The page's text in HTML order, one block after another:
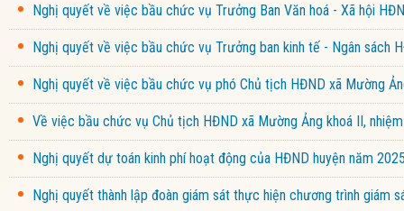
Nghị quyết về việc bầu chức vụ Trưởng Ban Văn hoá - Xã hội
Nghị quyết về việc bầu chức vụ Trưởng ban kinh tế - Ngân sách
Nghị quyết về việc bầu chức vụ phó Chủ tịch HĐND xã Mường
Về việc bầu chức vụ Chủ tịch HĐND xã Mường Ảng khoá II,
Nghị quyết dự toán kinh phí hoạt động của HĐND huyện năm
Nghị quyết thành lập đoàn giám sát thực hiện chương trình giám